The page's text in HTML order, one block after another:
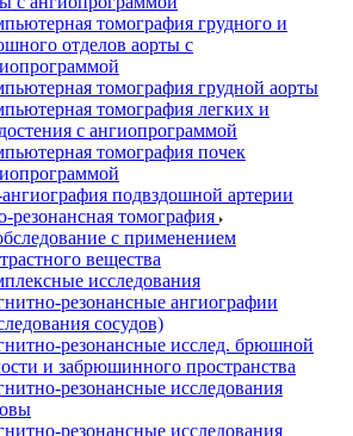
томография грудного и
отделов аорты с
томография грудной аорты
томография легких и
с ангиопрограммой
томография почек
подвздошной артерии
резонансная томография
с применением
вещества
исследования
резонансные ангиографии
сосудов)
резонансные исслед. брюшной
и забрюшинного пространства
резонансные исследования
резонансные исследования